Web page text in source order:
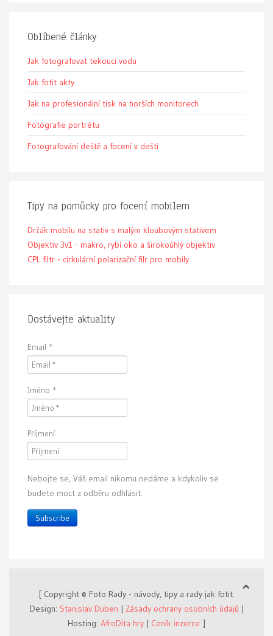
Oblíbené články
Jak fotografovat tekoucí vodu
Jak fotit akty
Jak na profesionální tisk na horších monitorech
Fotografie portrétu
Fotografování deště a focení v dešti
Tipy na pomůcky pro focení mobilem
Držák mobilu na stativ s malým kloubovým stativem
Objektiv 3v1 - makro, rybí oko a širokoúhlý objektiv
CPL filtr - cirkulární polarizační filr pro mobily
Dostávejte aktuality
Email *
Jméno *
Příjmení
Nebojte se, Váš email nikomu nedáme a kdykoliv se
budete moct z odběru odhlásit.
Subscribe
[ Copyright © Foto Rady - návody, tipy a rady jak fotit.
Design: Stanislav Duben Zásady ochrany osobních údajů|
Hosting: AfroDita hry Ceník inzerce ]